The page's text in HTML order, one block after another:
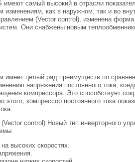
самый высокий в отрасли
как в наружном, так и во
(Vector control), изменена
Они снабжены новым
имеет целый ряд преимуществ по
напряжения постоянного тока,
компрессора. Это способствует
этого, компрессор постоянного тока
control) Новый тип инверторного
высоких скоростях.